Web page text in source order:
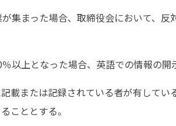
集まった場合、取締役会において、
以上となった場合、英語での情報の開
載または記録されている者が有して
こととする。